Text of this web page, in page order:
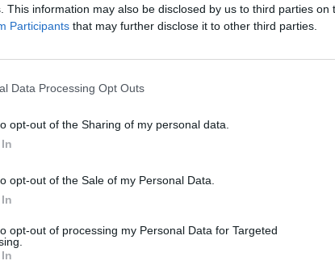
This information may also be disclosed by us to third parties on
Participants that may further disclose it to other third parties.
Data Processing Opt Outs
opt-out of the Sharing of my personal data.
opt-out of the Sale of my Personal Data.
opt-out of processing my Personal Data for Targeted